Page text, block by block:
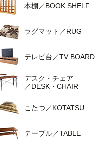
本棚／BOOK SHELF
ラグマット／RUG
テレビ台／TV BOARD
デスク・チェア
／DESK・CHAIR
こたつ／KOTATSU
テーブル／TABLE